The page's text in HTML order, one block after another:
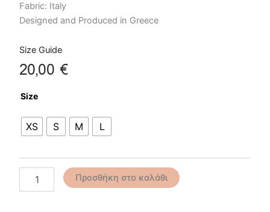
Fabric: Italy
Designed and Produced in Greece
Size Guide
20,00€
Size
XS S M L
Iconic
Pink
Bikini
Top
ποσότητα
Προσθήκη στο καλάθι